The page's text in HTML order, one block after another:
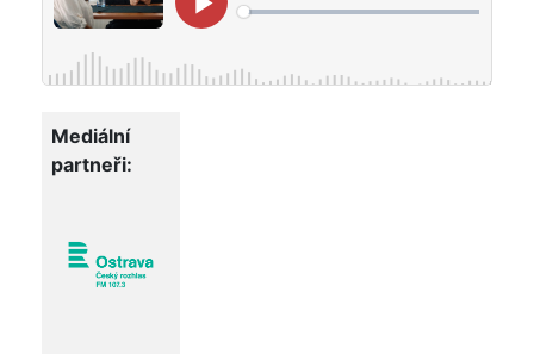
Mediální
partneři: